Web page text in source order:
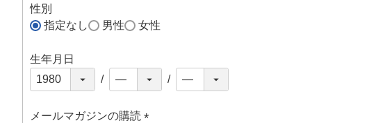
)
性別
指定なし
男性 女性
生年月日
メールマガジンの購読